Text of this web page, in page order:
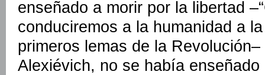
enseñado a morir por la libertad
conduciremos a la humanidad a
primeros lemas de la
Alexiévich, no se había